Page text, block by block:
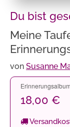
Du bist
Meine
von Susanne
18,00 €